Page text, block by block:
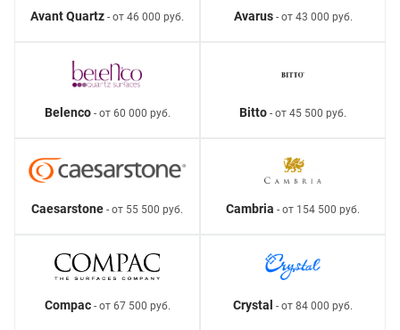
Avant Quartz - от 46 000 руб. Avarus- от 43 000 руб.
Belenco- от 60 000 руб. Bitto - от 45 500 руб.
Caesarstone - от 55 500 руб. Cambria - от 154 500 руб.
Compac- от 67 500 руб. Crystal - от 84 000 руб.